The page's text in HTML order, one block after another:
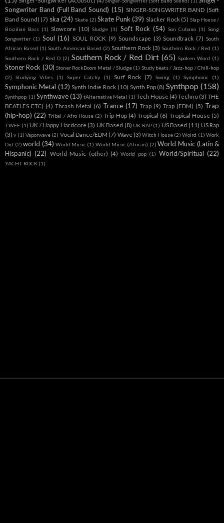
Songwriter Band (Full Band Sound) (15) SINGER-SONGWRITER BAND (Soft
Band Sound) (7) ska (24) Skate (2) Skate Punk (39) Slacker Rock (5) Slap House /
Brazilian Bass (1) Slowcore (10) Sludge (1) Soft Rock (54) Son Cubano (1) Song
Songwriter (1) Soul (16) SOUL ROCK (9) Soundscape (3) Soundtrack (7) South
African Based (1) South American Based (2) Southern Rock (3) Southern Rock / Red (1)
Southern Rock / Red D (2) Southern Rock / Red Dirt (65) Spoken Word (1)
Stoner Rock (30) Stoner RockDoom Metal / Sludge (1) Study beats / Jazz-hop / Chill-hop
(2)
Studying Vibes (1) Super Catchy (1) Surf Rock (7) Swing (1) Symphonic (1)
Symphonic Metal (12) Synth Indie Rock (10) Synth Pop (8) Synthpop (158)
Synthpop. (1) Synthwave (13) tAlternative Metal (1) Tech House (4) Techno (3) THE
BEATLES ETC) (4) Thrash Metal (6) Trance (17) Trap (9) Trap (EDM) (5) Trap
(hip-hop) (22) Tribal / Afro House (2) Trip-Hop (4) Tropical (6) Tropical House (5)
TWEE (1) UK / Happy Hardcore (3) UK Based (8) UK RAP (1) US Based (11) US Rap
(3) v (1) Vaporwave (2) Vocal Dance/EDM (7) Wave (3) Witch House (2) Wolrd (1) Work
Out (2) world (34) World Music (1) World Music (African) (2) World Music (Latin &
Hispanic) (22) World Music (other) (4) World pop (1) World/Spiritual (22)
YACHT ROCK (1)